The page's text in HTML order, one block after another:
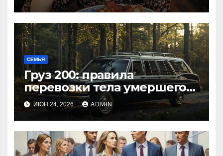
СЕМЬЯ
Груз 200: правила
перевозки тела умершего
по России и за границу
ИЮН 24, 2026 ADMIN